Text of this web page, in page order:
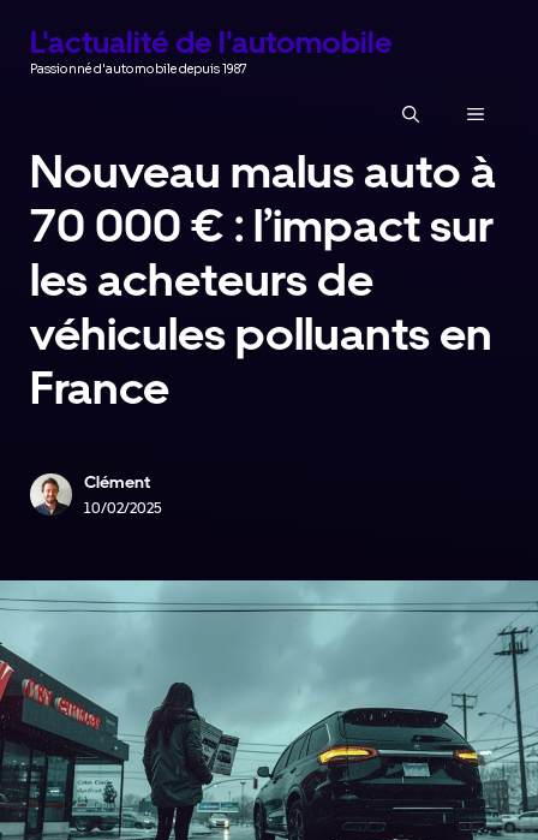
L'actualité de l'automobile
Passionné d'automobile depuis 1987
MENU
Nouveau malus auto à
70 000 € : l’impact sur
les acheteurs de
véhicules polluants en
France
Clément
10/02/2025